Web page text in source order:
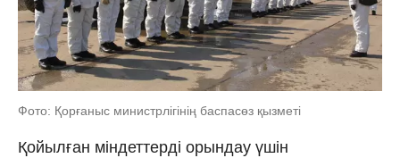
Фото: Қорғаныс министрлігінің баспасөз қызметі
Қойылған міндеттерді орындау үшін